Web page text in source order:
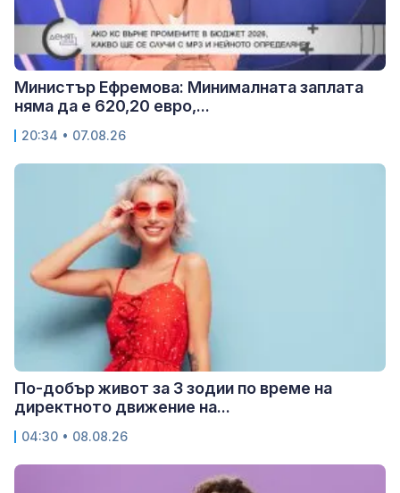
Министър Ефремова: Минималната заплата
няма да е 620,20 евро,...
20:34 • 07.08.26
По-добър живот за 3 зодии по време на
директното движение на...
04:30 • 08.08.26